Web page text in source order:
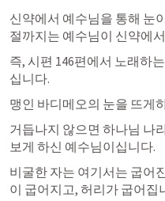
신약에서 예수님을 통해 눈
절까지는 예수님이 신약에
즉, 시편 146편에서 노래하
십니다.
맹인 바디메오의 눈을 뜨게
거듭나지 않으면 하나님 나
보게 하신 예수님이십니다.
비굴한 자는 여기서는 굽어
이 굽어지고, 허리가 굽어집